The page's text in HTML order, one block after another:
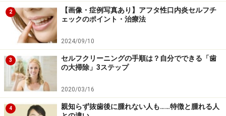
確にいうとぴったりくっついているわけではありませ
ん。銀歯を入れる際に歯との隙間をセメントで埋め、セ
メントと銀歯の摩擦力でくっつけているだけなのです。
そのため入り込んだ虫歯菌により、また中で虫歯が広が
ってしまうケースも珍しくありません。中のセメントも
劣化してくるので、古い銀歯の中で、元々の歯が真っ黒
になっていたといったこともよくあります。銀歯の下の
2
【画像・症例写真あり】アフタ性口内炎セルフチ
ェックのポイント・治療法
2024/09/10
3
セルフクリーニングの手順は？自分でできる「歯
の大掃除」3ステップ
2020/03/16
4
親知らず抜歯後に腫れない人も……特徴と腫れる人